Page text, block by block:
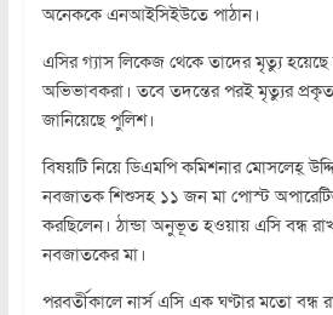
অনেককে এনআইসিইউতে পাঠান।
এসির গ্যাস লিকেজ থেকে তাদের মৃত্যু
অভিভাবকরা। তবে তদন্তের পরই মৃত্যুর
জানিয়েছে পুলিশ।
বিষয়টি নিয়ে ডিএমপি কমিশনার মোসলেহ্
নবজাতক শিশুসহ ১১ জন মা পোস্ট
করছিলেন। ঠান্ডা অনুভূত হওয়ায় এসি বন্ধ
নবজাতকের মা।
পরবর্তীকালে নার্স এসি এক ঘণ্টার মতো বন্ধ